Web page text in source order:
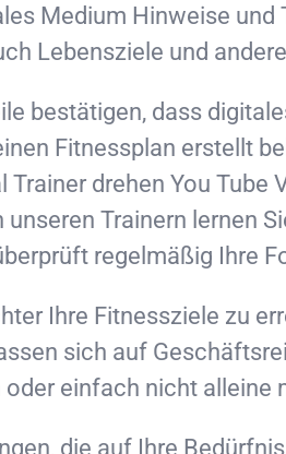
Medium Hinweise
Lebensziele und
bestätigen, dass
Fitnessplan erstellt
drehen You Tube
Trainern lernen
regelmäßig Ihre
Ihre Fitnessziele zu
sich auf
einfach nicht alleine
die auf Ihre